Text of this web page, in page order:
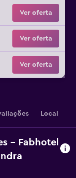
Ver oferta
Ver oferta
Ver oferta
Local
- Fabhotel